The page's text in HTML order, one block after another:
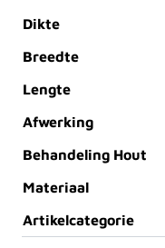
Dikte
Breedte
Lengte
Afwerking
Behandeling Hout
Materiaal
Artikelcategorie